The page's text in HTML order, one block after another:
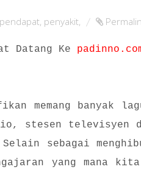
pendapat, penyakit,
Datang Ke
memang banyak
stesen televisyen
sebagai
yang mana